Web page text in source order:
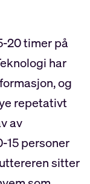
20 timer på
har
og
repetativt
av
15 personer
sitter